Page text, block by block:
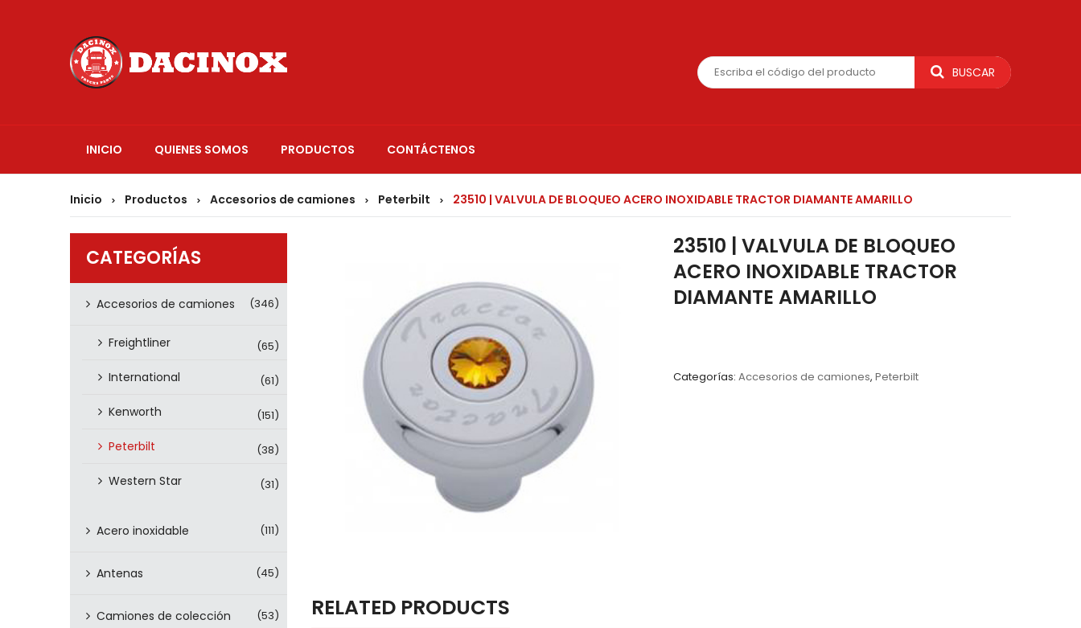
BUSCAR
INICIO QUIENES SOMOS PRODUCTOS CONTÁCTENOS
Inicio > Productos > Accesorios de camiones > Peterbilt > 23510 | VALVULA DE BLOQUEO ACERO INOXIDABLE TRACTOR DIAMANTE AMARILLO
CATEGORÍAS
Accesorios de camiones (346)
Freightliner (65)
International (61)
Kenworth (151)
Peterbilt (38)
Western Star (31)
Acero inoxidable (111)
Antenas (45)
Camiones de colección (53)
23510 | VALVULA DE BLOQUEO
ACERO INOXIDABLE TRACTOR
DIAMANTE AMARILLO
Categorías: Accesorios de camiones, Peterbilt
RELATED PRODUCTS